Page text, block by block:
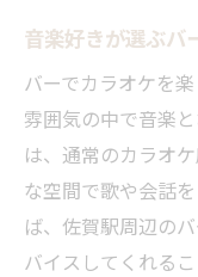
音楽好きが選ぶバ
バーでカラオケを
雰囲気の中で音楽
は、通常のカラオ
な空間で歌や会話
ば、佐賀駅周辺の
バイスしてくれる